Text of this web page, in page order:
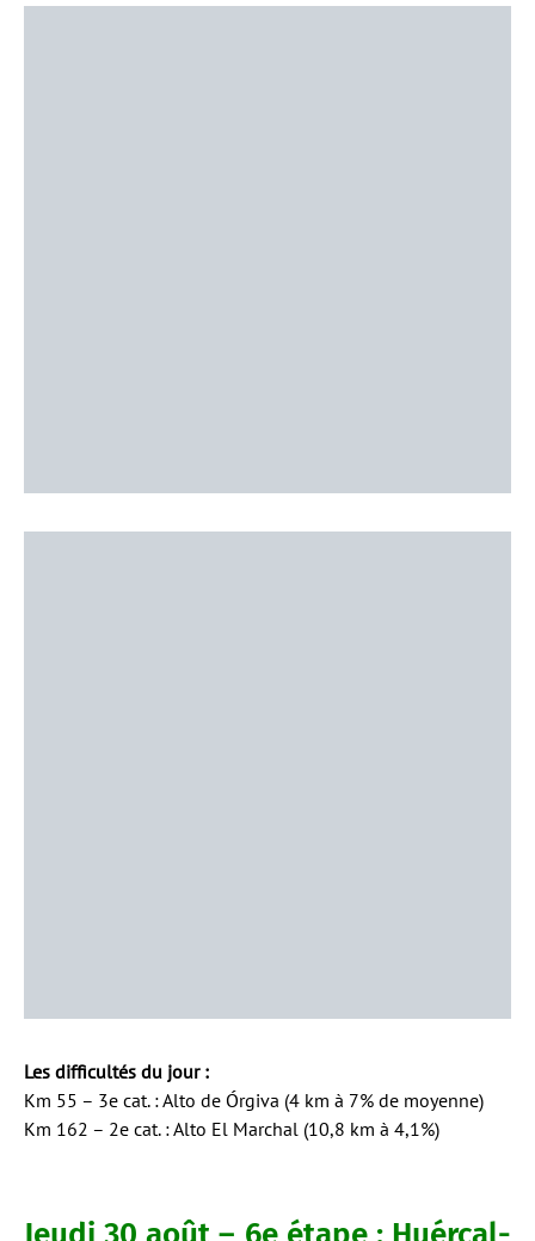
Les difficultés du jour :
Km 55 – 3e cat. : Alto de Órgiva (4 km à 7% de moyenne)
Km 162 – 2e cat. : Alto El Marchal (10,8 km à 4,1%)